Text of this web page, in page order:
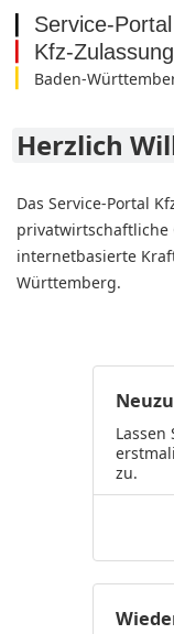
Baden-
Berlin
Bremen
Hamburg
Hessen
Mecklenburg-
Vorpommern
Saarland
Sachsen
Schleswig-
Thüringen
Herzlich
Das Service-Portal
internetbasierte
Württemberg.
Lassen
zu.